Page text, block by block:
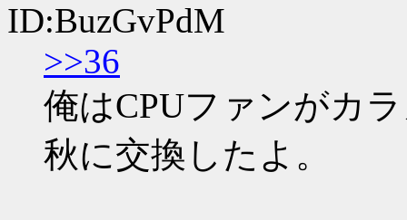
ID:BuzGvPdM
>>36
俺はCPUファンがカ
秋に交換したよ。